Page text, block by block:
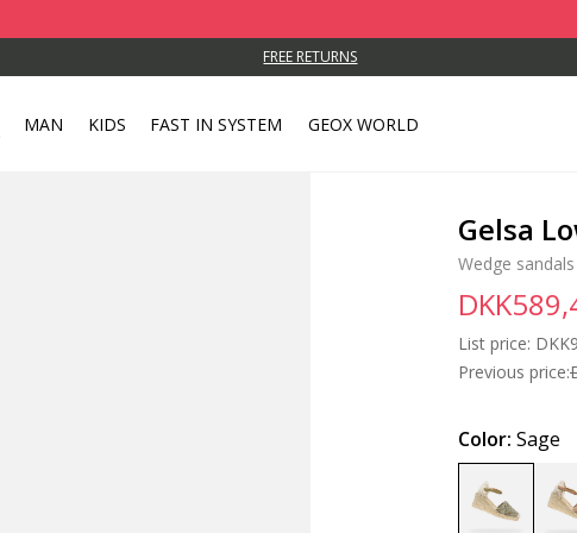
FREE RETURNS
MAN KIDS FAST IN SYSTEM GEOX WORLD
Gelsa
Wedge sandals
Previous price:
List price:
Color: Sage